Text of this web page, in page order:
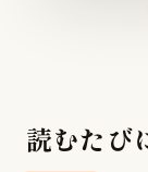
読むたび